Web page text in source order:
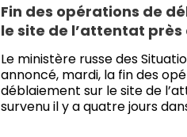
Fin des opérations de
le site de l’attentat près
Le ministère russe des
annoncé, mardi, la fin des
déblaiement sur le site de
survenu il y a quatre jours